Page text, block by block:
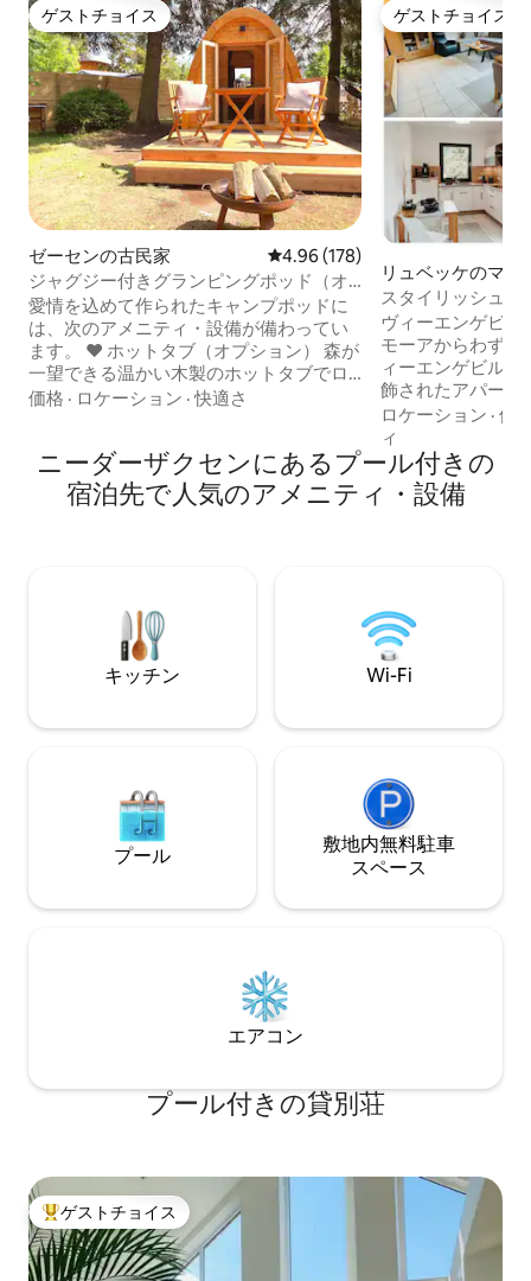
ゲストチョイス
ゲストチョイス
ゼーセンの古民家 レビュー178件、5つ星中4.96つ
4.96 (178)
ジャグジー付きグランピングポッド（オ
プションで予約可能）
愛情を込めて作られたキャンプポッドに
は、次のアメニティ・設備が備わってい
ます。 ❤ ホットタブ（オプション） 森が
一望できる温かい木製のホットタブでロ
マンチックなひとときをお楽しみくださ
す。 もっと木材が必要な場合は、10ユー
ロで追加の箱を購入できます。 もちろ
ん、ご自身で薪をお持ちいただいても結
ながら、リラックスした夜のシャワーや
爽やかなすすぎをお楽しみください。 キ
ャンプ用の給湯器のおかげで、温水を使
用いただけません。 ❤ ファイヤーピット
ピングポッド ベッド（ 140 cm x 200 cm
の良いリビングエリア 赤外線ヒーター ❤
ス/カップ/カトラリー/プレート 鍋・ボウ
で直接水を補充できます。 冬は、衛生設
備（20 m先）で水を補充できます。 トイ
レ： 衛生設備はポッドから25 mの場所に
あります。 (冬期は、施錠可能な男女兼用
営業しています。) キャンプ場には洗濯機
と乾燥機があります。 洗濯または乾燥サ
ウト：午前11時まで セルフチェックイン
またはパーソナルチェックインが可能で
す。 インスタ：relax.cabins
価格 · ロケーション ·快適さ
ゲストチョイス
ゲストチョイス
リュベッケのマン
アパート
スタイリッシュな
とサウナ、最高の
ヴィーエンゲビル
モーアからわずか
ィーエンゲビル
飾されたアパート
シュな休暇をお
とプールを備え
オプションでご予
玄関、駐車場、
さとプライバシ
応）で、さらなる
す。
ロケーション ·価
ィ
ニーダーザクセンにあるプール付きの
宿泊先で人気のアメニティ・設備
キッチン Wi-Fi
プール
敷地内無料駐⁠車
ス⁠ペ⁠ー⁠ス
エアコン
プール付きの貸別荘
大好評のゲストチョイスです。
ゲストチョイス